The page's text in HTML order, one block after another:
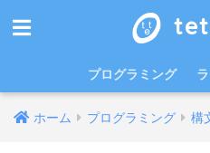
プログラミング
ホーム プログラミング 構